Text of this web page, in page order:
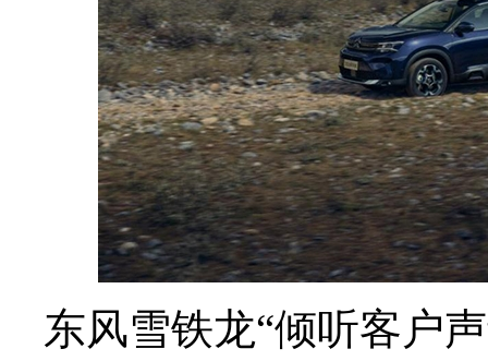
东风雪铁龙“倾听客户